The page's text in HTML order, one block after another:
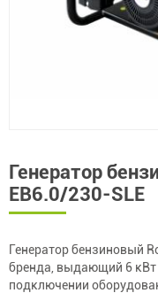
Генератор
EB6.0/230-SLE
Генератор бензиновый
бренда, выдающий 6 кВт
подключении